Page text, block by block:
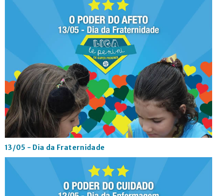
13/05 - Dia da Fraternidade